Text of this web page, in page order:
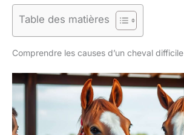
Table des matières
Comprendre les causes d’un cheval difficile